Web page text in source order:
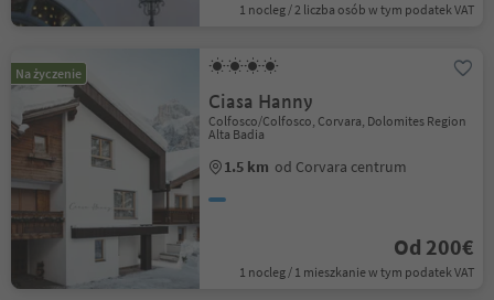
1 nocleg / 2 liczba osób w tym podatek VAT
Na życzenie
Ciasa Hanny
Colfosco/Colfosco, Corvara, Dolomites Region
Alta Badia
1.5 km od Corvara centrum
Od 200€
1 nocleg / 1 mieszkanie w tym podatek VAT